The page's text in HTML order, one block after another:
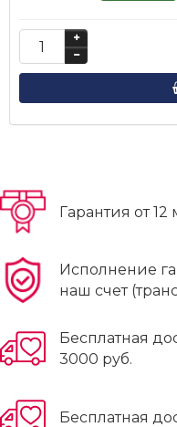
Гарантия от 12
Исполнение
наш счет
Бесплатная
3000 руб.
Бесплатная